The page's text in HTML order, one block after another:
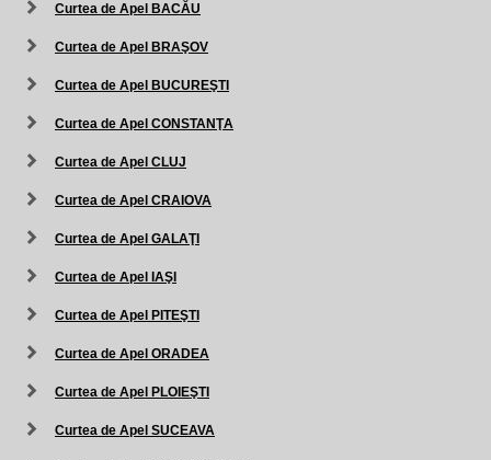
Curtea de Apel BACĂU
Curtea de Apel BRAŞOV
Curtea de Apel BUCUREŞTI
Curtea de Apel CONSTANŢA
Curtea de Apel CLUJ
Curtea de Apel CRAIOVA
Curtea de Apel GALAŢI
Curtea de Apel IAŞI
Curtea de Apel PITEŞTI
Curtea de Apel ORADEA
Curtea de Apel PLOIEŞTI
Curtea de Apel SUCEAVA